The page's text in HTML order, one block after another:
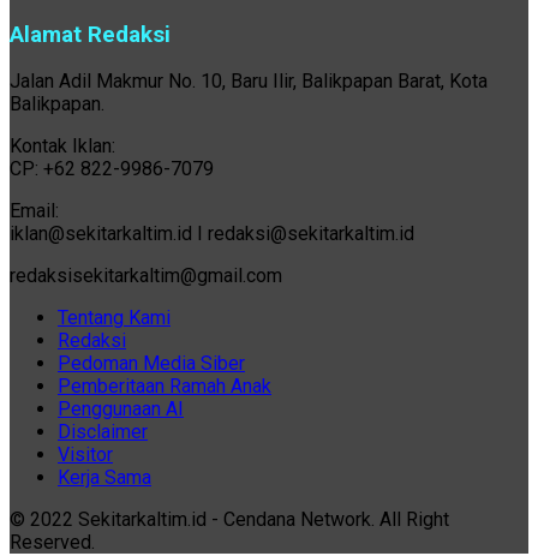
Alamat Redaksi
Jalan Adil Makmur No. 10, Baru Ilir, Balikpapan Barat, Kota
Balikpapan.
Kontak Iklan:
CP: +62 822-9986-7079
Email:
iklan@sekitarkaltim.id I redaksi@sekitarkaltim.id
redaksisekitarkaltim@gmail.com
Tentang Kami
Redaksi
Pedoman Media Siber
Pemberitaan Ramah Anak
Penggunaan AI
Disclaimer
Visitor
Kerja Sama
© 2022 Sekitarkaltim.id - Cendana Network. All Right
Reserved.